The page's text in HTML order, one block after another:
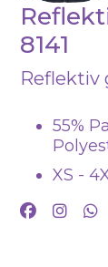
8141
Reflektiv
55%
XS -